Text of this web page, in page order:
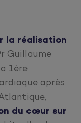
la réalisation
Guillaume
1ère
après
du cœur sur